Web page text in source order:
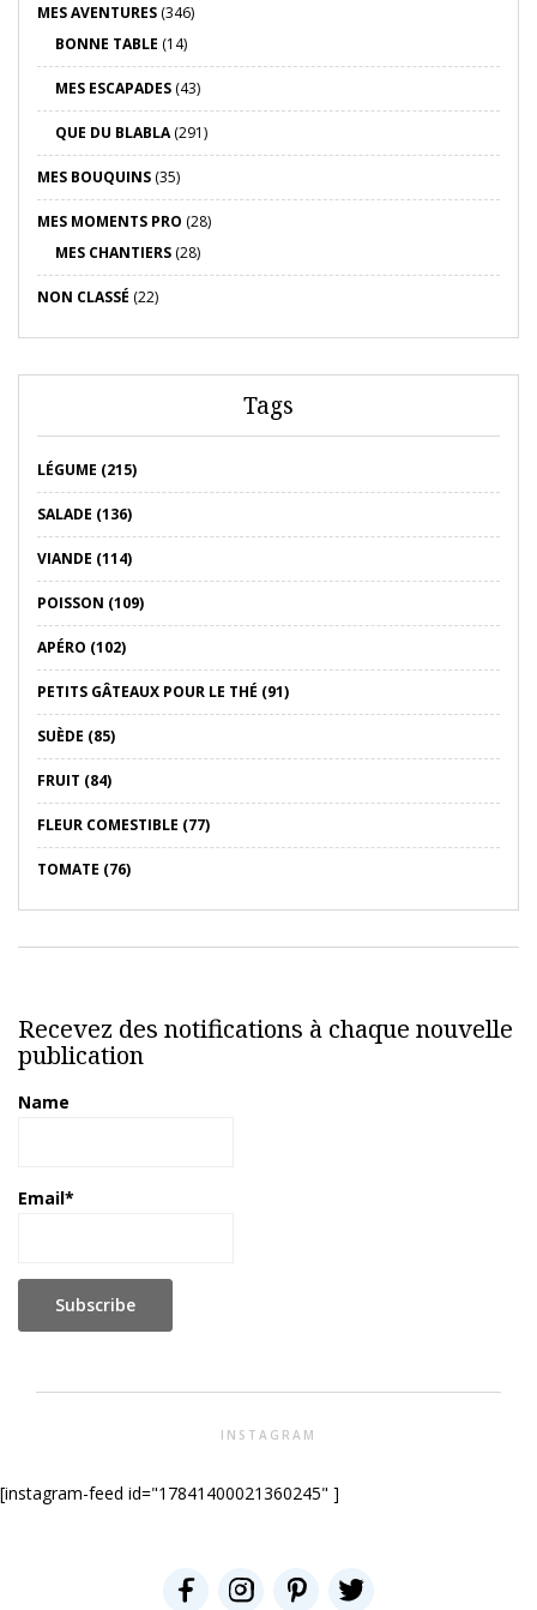
MES AVENTURES (346)
BONNE TABLE (14)
MES ESCAPADES (43)
QUE DU BLABLA(291)
MES BOUQUINS (35)
MES MOMENTS PRO (28)
MES CHANTIERS (28)
NON CLASSÉ (22)
Tags
LÉGUME (215)
SALADE (136)
VIANDE (114)
POISSON (109)
APÉRO (102)
PETITS GÂTEAUX POUR LE THÉ (91)
SUÈDE (85)
FRUIT (84)
FLEUR COMESTIBLE (77)
TOMATE (76)
Recevez des notifications à chaque nouvelle
publication
Name
Email*
INSTAGRAM
[instagram-feed id="17841400021360245" ]